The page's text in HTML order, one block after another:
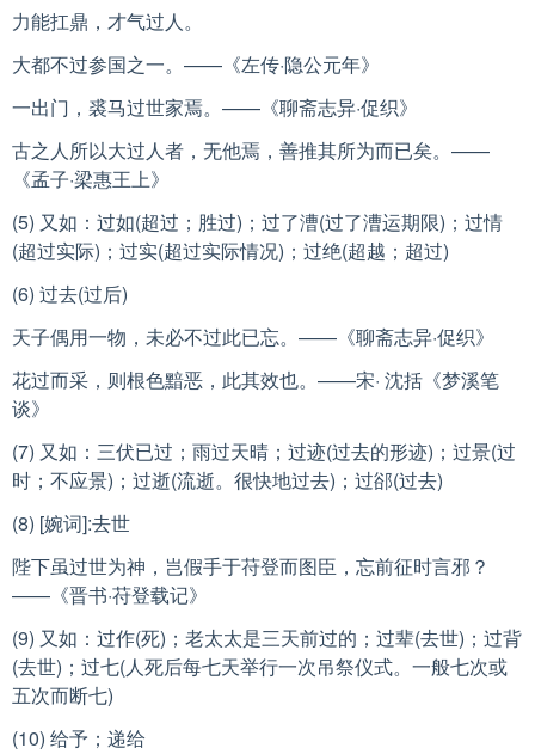
力能扛鼎，才气过人。
大都不过参国之一。——《左传·隐公元年》
一出门，裘马过世家焉。——《聊斋志异·促织》
古之人所以大过人者，无他焉，善推其所为而已矣。——
《孟子·梁惠王上》
(5) 又如：过如(超过；胜过)；过了漕(过了漕运期限)；过情
(超过实际)；过实(超过实际情况)；过绝(超越；超过)
(6) 过去(过后)
天子偶用一物，未必不过此已忘。——《聊斋志异·促织》
花过而采，则根色黯恶，此其效也。——宋· 沈括《梦溪笔
谈》
(7) 又如：三伏已过；雨过天晴；过迹(过去的形迹)；过景(过
时；不应景)；过逝(流逝。很快地过去)；过郤(过去)
(8) [婉词]:去世
陛下虽过世为神，岂假手于苻登而图臣，忘前征时言邪？
——《晋书·苻登载记》
(9) 又如：过作(死)；老太太是三天前过的；过辈(去世)；过背
(去世)；过七(人死后每七天举行一次吊祭仪式。一般七次或
五次而断七)
(10) 给予；递给